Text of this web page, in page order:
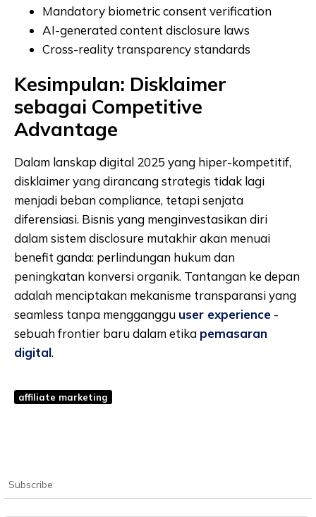
Mandatory biometric consent verification
AI-generated content disclosure laws
Cross-reality transparency standards
Kesimpulan: Disklaimer
sebagai Competitive
Advantage
Dalam lanskap digital 2025 yang hiper-kompetitif,
disklaimer yang dirancang strategis tidak lagi
menjadi beban compliance, tetapi senjata
diferensiasi. Bisnis yang menginvestasikan diri
dalam sistem disclosure mutakhir akan menuai
benefit ganda: perlindungan hukum dan
peningkatan konversi organik. Tantangan ke depan
adalah menciptakan mekanisme transparansi yang
seamless tanpa mengganggu user experience -
sebuah frontier baru dalam etika pemasaran
digital.
affiliate marketing
Subscribe